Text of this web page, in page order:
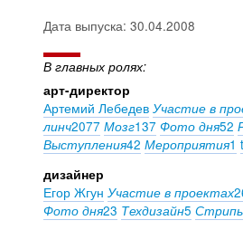
Дата выпуска: 30.04.2008
В главных ролях:
арт-директор
Артемий Лебедев Участие в
линч2077 Мозг137 Фото дня52
Выступления42 Мероприятия1
дизайнер
Егор Жгун Участие в проектах
Фото дня23 Техдизайн5